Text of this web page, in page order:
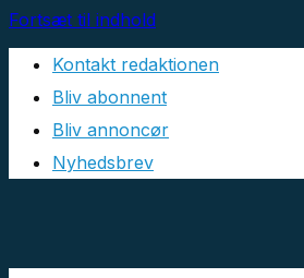
Fortsæt til indhold
Kontakt redaktionen
Bliv abonnent
Bliv annoncør
Nyhedsbrev